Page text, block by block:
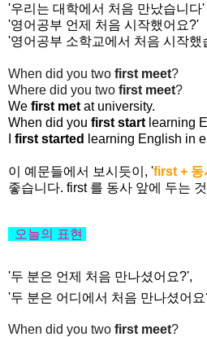
'우리는 대학에서 처음 만났습니다'
'영어공부 언제 처음 시작했어요?'
'영어공부 소학교에서 처음 시작했
When did you two first meet?
Where did you two first meet?
We first met at university.
When did you first start learning
first started learning English in
이 예문들에서 보시듯이, 'first + 동
좋습니다. first 를 동사 앞에 두는
오늘의 표현
'두 분은 언제 처음 만나셨어요?',
'두 분은 어디에서 처음 만나셨어
When did you two first meet?